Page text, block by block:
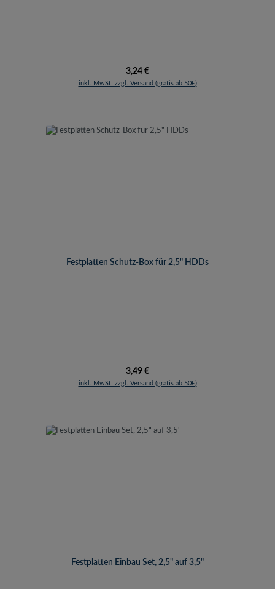
Regulärer Preis:
3,24 €
inkl. MwSt. zzgl. Versand (gratis ab 50€)
Festplatten Schutz-Box für 2,5" HDDs
Regulärer Preis:
3,49 €
inkl. MwSt. zzgl. Versand (gratis ab 50€)
Festplatten Einbau Set, 2,5" auf 3,5"